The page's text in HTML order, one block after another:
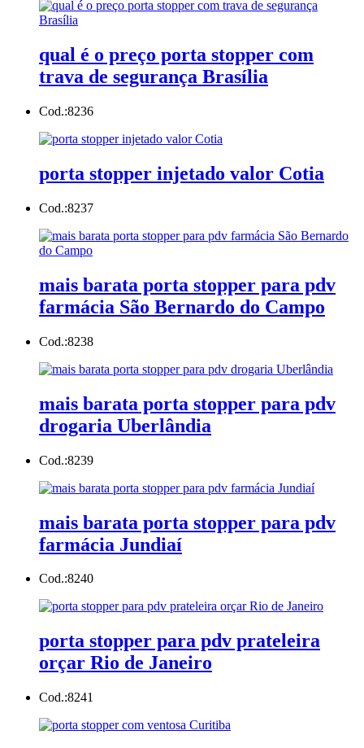
qual é o preço porta stopper com
trava de segurança Brasília
Cod.:8236
porta stopper injetado valor Cotia
Cod.:8237
mais barata porta stopper para pdv
farmácia São Bernardo do Campo
Cod.:8238
mais barata porta stopper para pdv
drogaria Uberlândia
Cod.:8239
mais barata porta stopper para pdv
farmácia Jundiaí
Cod.:8240
porta stopper para pdv prateleira
orçar Rio de Janeiro
Cod.:8241